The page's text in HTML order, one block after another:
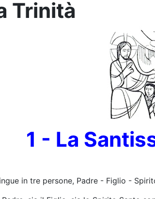
Trinità
1 - La
in tre persone, Padre - Figlio -